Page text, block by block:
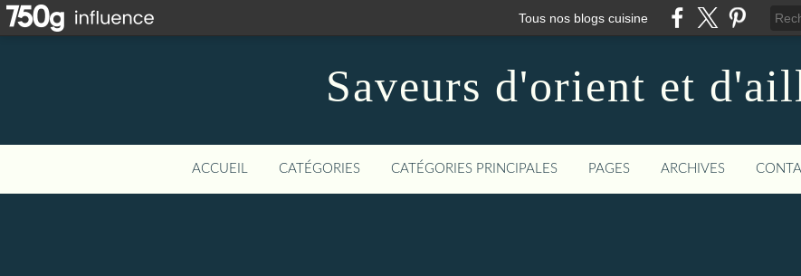
Tous nos blogs cuisine
Saveurs d'orient et
ACCUEIL CATÉGORIES CATÉGORIES PRINCIPALES PAGES ARCHIVES